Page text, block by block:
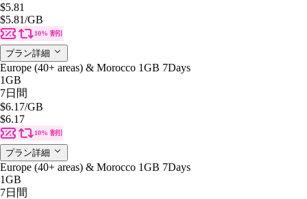
$5.81
$5.81/GB
10% 割引
プラン詳細
Europe (40+ areas) & Morocco 1GB 7Days
1GB
7日間
$6.17/GB
$6.17
10% 割引
プラン詳細
Europe (40+ areas) & Morocco 1GB 7Days
1GB
7日間